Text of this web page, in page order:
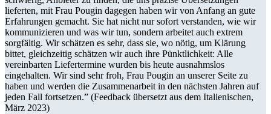
lieferten, mit Frau Pougin dagegen haben wir von Anfang an gute
Erfahrungen gemacht. Sie hat nicht nur sofort verstanden, wie wir
kommunizieren und was wir tun, sondern arbeitet auch extrem
sorgfältig. Wir schätzen es sehr, dass sie, wo nötig, um Klärung
bittet, gleichzeitig schätzen wir auch ihre Pünktlichkeit: Alle
vereinbarten Liefertermine wurden bis heute ausnahmslos
eingehalten. Wir sind sehr froh, Frau Pougin an unserer Seite zu
haben und werden die Zusammenarbeit in den nächsten Jahren auf
jeden Fall fortsetzen.” (Feedback übersetzt aus dem Italienischen,
März 2023)